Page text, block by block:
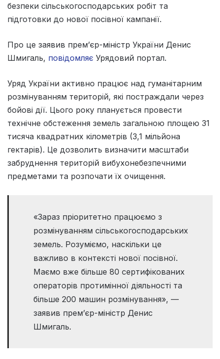
безпеки сільськогосподарських робіт та
підготовки до нової посівної кампанії.
Про це заявив прем’єр-міністр України Денис
Шмигаль, повідомляє Урядовий портал.
Уряд України активно працює над гуманітарним
розмінуванням територій, які постраждали через
бойові дії. Цього року планується провести
технічне обстеження земель загальною площею 31
тисяча квадратних кілометрів (3,1 мільйона
гектарів). Це дозволить визначити масштаби
забруднення територій вибухонебезпечними
предметами та розпочати їх очищення.
«Зараз пріоритетно працюємо з
розмінуванням сільськогосподарських
земель. Розуміємо, наскільки це
важливо в контексті нової посівної.
Маємо вже більше 80 сертифікованих
операторів протимінної діяльності та
більше 200 машин розмінування», —
заявив прем’єр-міністр Денис
Шмигаль.